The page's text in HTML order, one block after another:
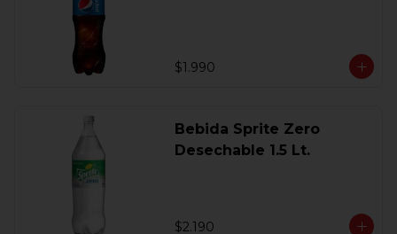
$1.990
Bebida Sprite Zero
Desechable 1.5 Lt.
$2.190